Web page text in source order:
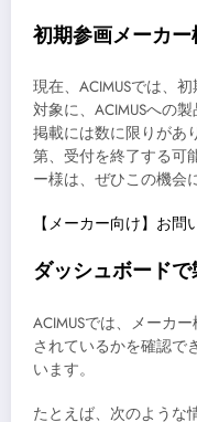
初期参画メーカ
現在、ACIMUSでは、
対象に、ACIMUSへの
掲載には数に限りがあ
第、受付を終了する可
ー様は、ぜひこの機会
【メーカー向け】お問
ダッシュボード
ACIMUSでは、メーカ
されているかを確認で
います。
たとえば、次のような